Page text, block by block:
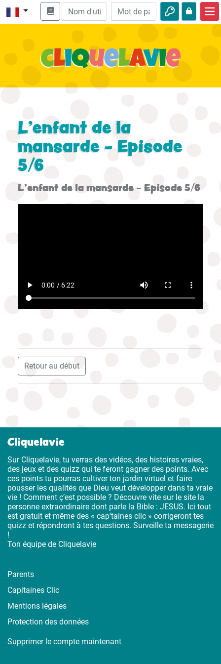
Enseignement biblique
Aventures
L’enfant de la
mansarde - Episode
5/6
L’enfant de la mansarde - Episode 5/6
Retour au début
Cliquelavie
Sur Cliquelavie, tu verras des vidéos, des histoires vraies,
des jeux et des quizz qui te feront gagner des points. Avec
ces points tu pourras cultiver ton jardin virtuel et faire
pousser les qualités que Dieu veut développer dans ta vraie
vie ! Comment ç’est possible ? Découvre vite sur le site la
personne extraordinaire dont parle la Bible : JESUS. Ici tout
est gratuit et même des « cap’taines clic » corrigeront tes
quizz et répondront à tes questions. Surveille ta messagerie
!
Ton équipe de Cliquelavie
Parents
Capitaines Clic
Mentions légales
Protection des données
Supprimer le compte maintenant